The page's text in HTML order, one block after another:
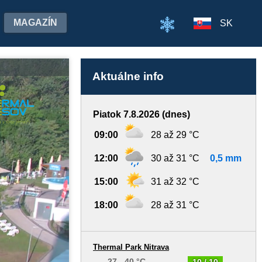
MAGAZÍN SK
Aktuálne info
Piatok 7.8.2026 (dnes)
09:00 28 až 29 °C
12:00 30 až 31 °C 0,5 mm
15:00 31 až 32 °C
18:00 28 až 31 °C
Thermal Park Nitrava